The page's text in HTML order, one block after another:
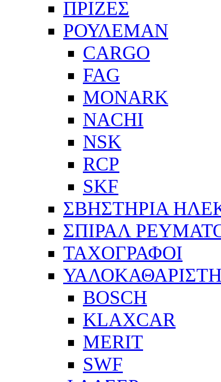
ΠΡΙΖΕΣ
ΡΟΥΛΕΜΑΝ
CARGO
FAG
MONARK
NACHI
NSK
RCP
SKF
ΣΒΗΣΤΗΡΙΑ
ΣΠΙΡΑΛ
ΤΑΧΟΓΡΑΦΟΙ
BOSCH
KLAXCAR
MERIT
SWF